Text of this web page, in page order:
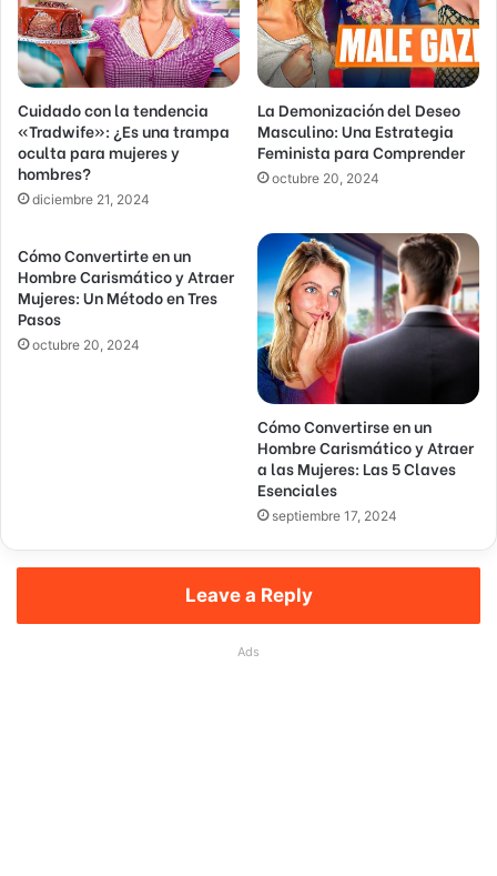
e
o
e
l
e
c
t
r
ó
i
c
o
Cuidado con la tendencia
«Tradwife»: ¿Es una trampa
oculta para mujeres y
hombres?
diciembre 21, 2024
La Demonización del Deseo
Masculino: Una Estrategia
Feminista para Comprender
octubre 20, 2024
Cómo Convertirte en un
Hombre Carismático y Atraer
Mujeres: Un Método en Tres
Pasos
octubre 20, 2024
Cómo Convertirse en un
Hombre Carismático y Atraer
a las Mujeres: Las 5 Claves
Esenciales
septiembre 17, 2024
Leave a Reply
Ads